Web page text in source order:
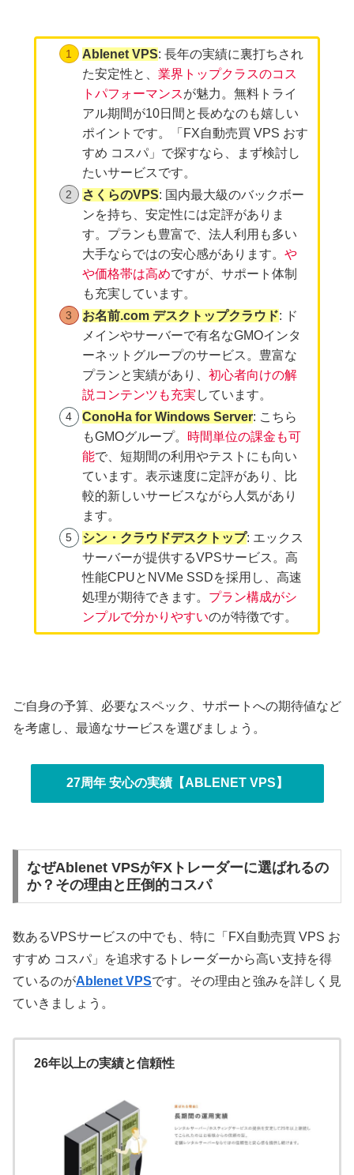
Ablenet VPS: 長年の実績に裏打ちされ
た安定性と、 業界トップクラスのコス
トパフォーマンスが魅力。無料トライ
アル期間が10日間と長めなのも嬉しい
ポイントです。「FX自動売買 VPS おす
すめ コスパ」で探すなら、まず検討し
たいサービスです。
さくらのVPS: 国内最大級のバックボー
ンを持ち、安定性には定評がありま
す。プランも豊富で、法人利用も多い
大手ならではの安心感があります。 や
や価格帯は高めですが、サポート体制
も充実しています。
お名前.com デスクトップクラウド: ド
メインやサーバーで有名なGMOインタ
ーネットグループのサービス。豊富な
プランと実績があり、 初心者向けの解
説コンテンツも充実 しています。
ConoHa for Windows Server: こちら
もGMOグループ。 時間単位の課金も可
能で、短期間の利用やテストにも向い
ています。表示速度に定評があり、比
較的新しいサービスながら人気があり
ます。
シン・クラウドデスクトップ: エックス
サーバーが提供するVPSサービス。高
性能CPUとNVMe SSDを採用し、高速
処理が期待できます。 プラン構成がシ
ンプルで分かりやすいのが特徴です。
ご自身の予算、必要なスペック、サポートへの期待値など
を考慮し、最適なサービスを選びましょう。
27周年 安心の実績【ABLENET VPS】
なぜAblenet VPSがFXトレーダーに選ばれるの
か？その理由と圧倒的コスパ
数あるVPSサービスの中でも、特に「FX自動売買 VPS お
すすめ コスパ」を追求するトレーダーから高い支持を得
ているのがAblenet VPSです。その理由と強みを詳しく見
ていきましょう。
26年以上の実績と信頼性